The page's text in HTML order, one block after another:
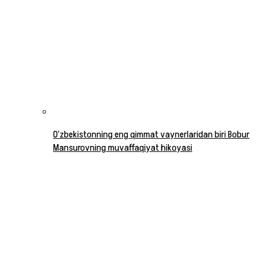
O‘zbekistonning eng qimmat vaynerlaridan biri Bobur
Mansurovning muvaffaqiyat hikoyasi